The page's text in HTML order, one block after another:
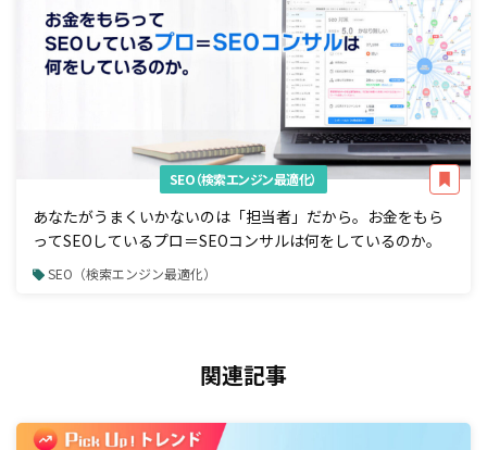
SEO（検索エンジン最適化）
あなたがうまくいかないのは「担当者」だから。お金をもら
ってSEOしているプロ＝SEOコンサルは何をしているのか。
SEO（検索エンジン最適化）
関連記事